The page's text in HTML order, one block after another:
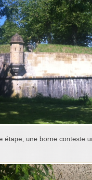
étape, une borne conteste